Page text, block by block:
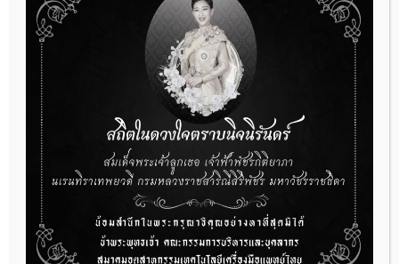
การเตรียมเอกสารผู้ประกอบการที่ต้องการยื่นคำขอจดทะเบียนสถาน
ประกอบการผลิตเครื่องมือแพทย์ (รายใหม่)
22 กรกฎาคม 2026
ผู้ประกอบการผลิต และ นักวิจัย ที่ต้องการขึ้นทะเบียนเครื่องมือแพทย์
ต้องทำอย่างไรบ้าง
22 กรกฎาคม 2026